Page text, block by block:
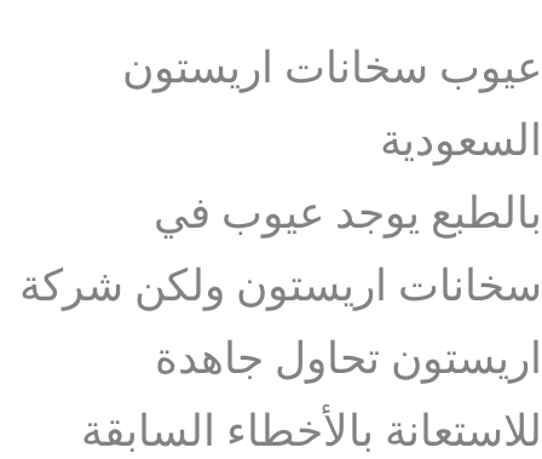
عيوب سخانات اريستون
السعودية
بالطبع يوجد عيوب في
سخانات اريستون ولكن شركة
اريستون تحاول جاهدة
للاستعانة بالأخطاء السابقة